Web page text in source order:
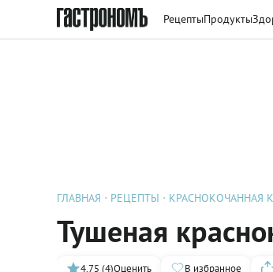
РецептыПродукты
ГЛАВНАЯ РЕЦЕПТЫ КРАСНОКОЧАННАЯ
Тушеная
4.75 (4)Оценить В избранное